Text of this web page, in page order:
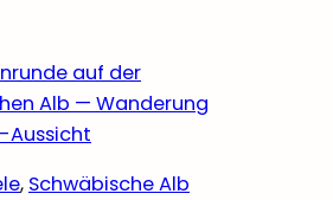
, Schwäbische Alb